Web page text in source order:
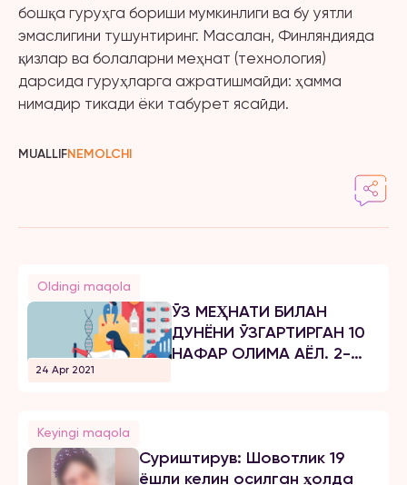
бошқа гуруҳга бориши мумкинлиги ва бу уятли
эмаслигини тушунтиринг. Масалан, Финляндияда
қизлар ва болаларни меҳнат (технология)
дарсида гуруҳларга ажратишмайди: ҳамма
нимадир тикади ёки табурет ясайди.
MUALLIFNEMOLCHI
Oldingi maqola
24 Apr 2021
ЎЗ МЕҲНАТИ БИЛАН
ДУНЁНИ ЎЗГАРТИРГАН 10
НАФАР ОЛИМА АЁЛ. 2-
Keyingi maqola
Суриштирув: Шовотлик 19
ёшли келин осилган ҳолда